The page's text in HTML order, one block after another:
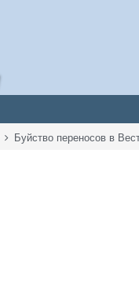
Буйство переносов в